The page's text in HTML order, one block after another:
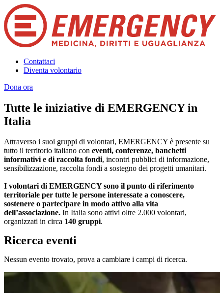
Contattaci
Diventa volontario
Dona ora
Tutte le iniziative di EMERGENCY in
Italia
Attraverso i suoi gruppi di volontari, EMERGENCY è presente su
tutto il territorio italiano con eventi, conferenze, banchetti
informativi e di raccolta fondi, incontri pubblici di informazione,
sensibilizzazione, raccolta fondi a sostegno dei progetti umanitari.
I volontari di EMERGENCY sono il punto di riferimento
territoriale per tutte le persone interessate a conoscere,
sostenere o partecipare in modo attivo alla vita
dell’associazione. In Italia sono attivi oltre 2.000 volontari,
organizzati in circa 140 gruppi.
Ricerca eventi
Nessun evento trovato, prova a cambiare i campi di ricerca.